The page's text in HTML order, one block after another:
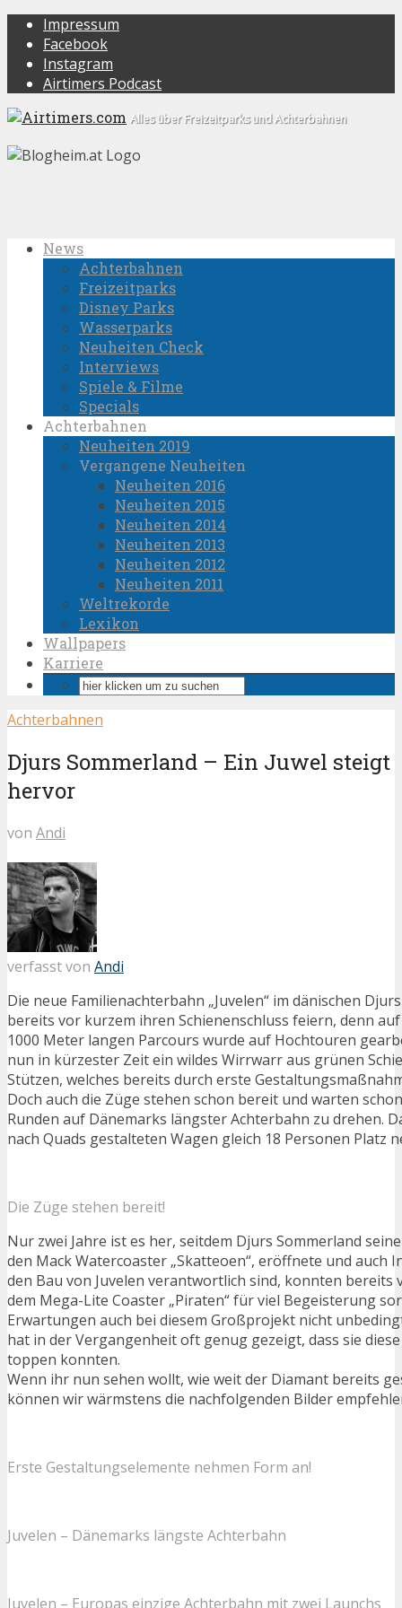
Impressum
Facebook
Instagram
Airtimers Podcast
Alles über Freizeitparks und Achterbahnen
News
Achterbahnen
Freizeitparks
Disney Parks
Wasserparks
Neuheiten Check
Interviews
Spiele & Filme
Specials
Achterbahnen
Neuheiten 2019
Vergangene Neuheiten
Neuheiten 2016
Neuheiten 2015
Neuheiten 2014
Neuheiten 2013
Neuheiten 2012
Neuheiten 2011
Weltrekorde
Lexikon
Wallpapers
Karriere
Achterbahnen
Djurs Sommerland – Ein Juwel steigt
hervor
von Andi
verfasst von Andi
Die neue Familienachterbahn „Juvelen“ im dänischen
bereits vor kurzem ihren Schienenschluss feiern, denn
1000 Meter langen Parcours wurde auf Hochtouren
nun in kürzester Zeit ein wildes Wirrwarr aus grünen
Stützen, welches bereits durch erste
Doch auch die Züge stehen schon bereit und warten
Runden auf Dänemarks längster Achterbahn zu drehen.
nach Quads gestalteten Wagen gleich 18 Personen Platz
Die Züge stehen bereit!
Nur zwei Jahre ist es her, seitdem Djurs Sommerland
den Mack Watercoaster „Skatteoen“, eröffnete und auch
den Bau von Juvelen verantwortlich sind, konnten bereits
dem Mega-Lite Coaster „Piraten“ für viel Begeisterung
Erwartungen auch bei diesem Großprojekt nicht
hat in der Vergangenheit oft genug gezeigt, dass sie
toppen konnten.
Wenn ihr nun sehen wollt, wie weit der Diamant bereits
können wir wärmstens die nachfolgenden Bilder
Erste Gestaltungselemente nehmen Form an!
Juvelen – Dänemarks längste Achterbahn
Juvelen – Europas einzige Achterbahn mit zwei Launchs